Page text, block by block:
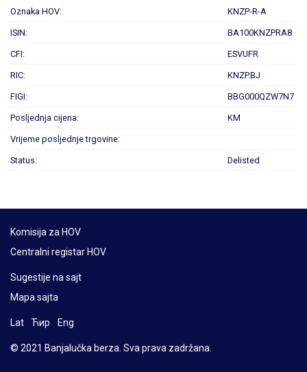
Oznaka HOV: KNZP-R-A
ISIN: BA100KNZPRA8
CFI: ESVUFR
RIC: KNZP.BJ
FIGI: BBG000QZW7N7
Posljednja cijena: KM
Vrijeme posljednje trgovine:
Status: Delisted
Komisija za HOV
Centralni registar HOV
Sugestije na sajt
Mapa sajta
Lat Ћир Eng
© 2021 Banjalučka berza. Sva prava zadržana.